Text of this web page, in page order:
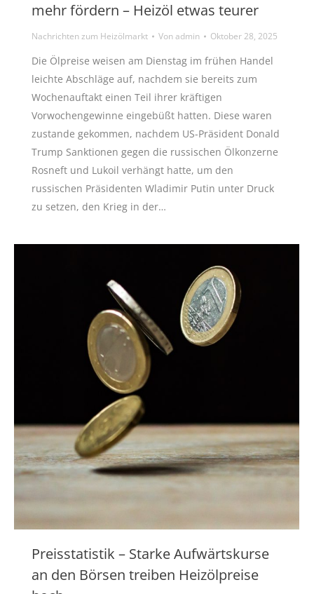
mehr fördern – Heizöl etwas teurer
Nachrichten zum Heizölmarkt Vonadmin Oktober 28, 2025
Die Ölpreise weisen am Dienstag im frühen Handel
leichte Abschläge auf, nachdem sie bereits zum
Wochenauftakt einen Teil ihrer kräftigen
Vorwochengewinne eingebüßt hatten. Diese waren
zustande gekommen, nachdem US-Präsident Donald
Trump Sanktionen gegen die russischen Ölkonzerne
Rosneft und Lukoil verhängt hatte, um den
russischen Präsidenten Wladimir Putin unter Druck
zu setzen, den Krieg in der…
Preisstatistik – Starke Aufwärtskurse
an den Börsen treiben Heizölpreise